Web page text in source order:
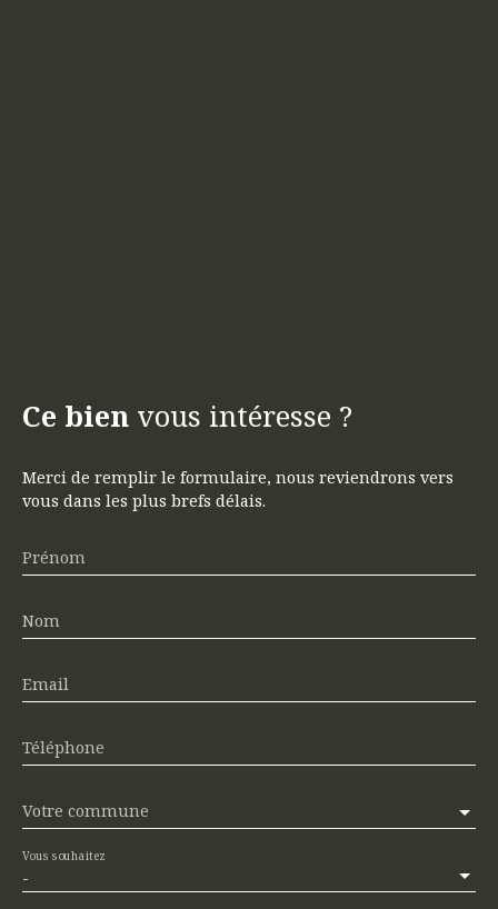
Ce bien vous intéresse ?
Merci de remplir le formulaire, nous reviendrons vers
vous dans les plus brefs délais.
Prénom
Nom
Email
Téléphone
Votre commune
-
Vous souhaitez